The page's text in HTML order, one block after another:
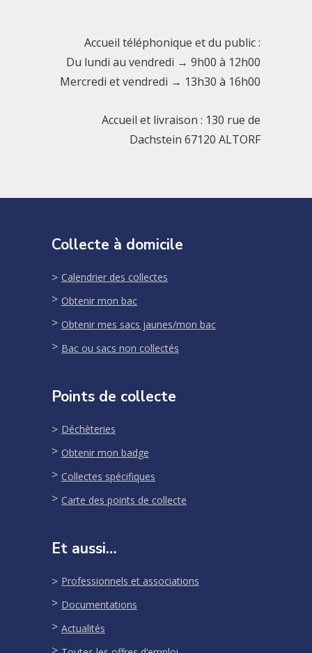
Accueil téléphonique et du public :
Du lundi au vendredi → 9h00 à 12h00
Mercredi et vendredi → 13h30 à 16h00
Accueil et livraison : 130 rue de
Dachstein 67120 ALTORF
Collecte à domicile
Calendrier des collectes
Obtenir mon bac
Obtenir mes sacs jaunes/mon bac
Bac ou sacs non collectés
Points de collecte
Déchèteries
Obtenir mon badge
Collectes spécifiques
Carte des points de collecte
Et aussi…
Professionnels et associations
Documentations
Actualités